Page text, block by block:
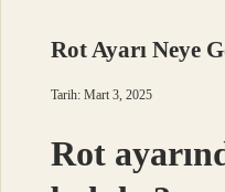
Rot Ayarı Neye
Tarih: Mart 3, 2025
Rot